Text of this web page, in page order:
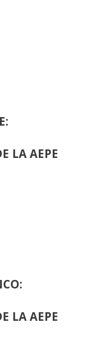
LA AEPE
LA AEPE